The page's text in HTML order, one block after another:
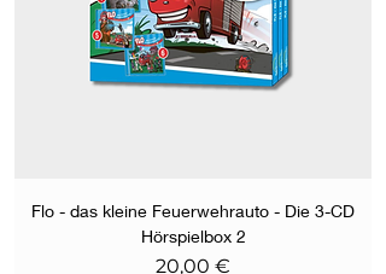
Flo - das kleine Feuerwehrauto - Die 3-CD
Hörspielbox 2
Preis
20,00 €